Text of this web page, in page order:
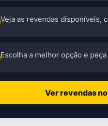
Veja as revendas disponíveis,
Escolha a melhor opção e
Ver revendas